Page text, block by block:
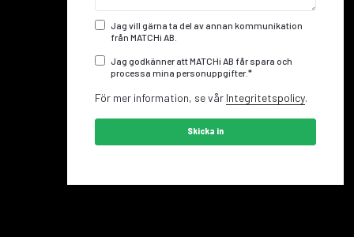
Jag vill gärna ta del av annan kommunikation
från MATCHi AB.
Jag godkänner att MATCHi AB får spara och
processa mina personuppgifter.*
För mer information, se vår Integritetspolicy.